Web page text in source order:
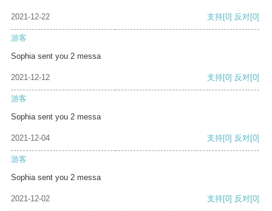
2021-12-22 支持[0] 反对[0]
游客
Sophia sent you 2 messa
2021-12-12 支持[0] 反对[0]
游客
Sophia sent you 2 messa
2021-12-04 支持[0] 反对[0]
游客
Sophia sent you 2 messa
2021-12-02 支持[0] 反对[0]